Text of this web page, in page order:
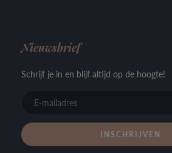
Nieuwsbrief
Schrijf je in en blijf altijd op de hoogte!